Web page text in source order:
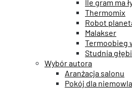
Ile gram ma
Thermomix
Robot
Malakser
Termoobieg
Studnia
Wybór autora
Aranżacja salonu
Pokój dla